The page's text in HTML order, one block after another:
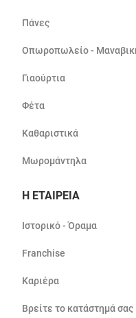
Πάνες
Οπωροπωλείο -
Γιαούρτια
Φέτα
Καθαριστικά
Μωρομάντηλα
Η ΕΤΑΙΡΕΙΑ
Ιστορικό - Όραμα
Franchise
Καριέρα
Βρείτε το κατάστημά σας